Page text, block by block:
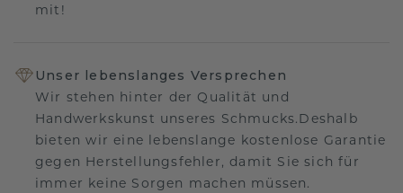
mit!
Unser lebenslanges Versprechen
Wir stehen hinter der Qualität und
Handwerkskunst unseres Schmucks.Deshalb
bieten wir eine lebenslange kostenlose Garantie
gegen Herstellungsfehler, damit Sie sich für
immer keine Sorgen machen müssen.